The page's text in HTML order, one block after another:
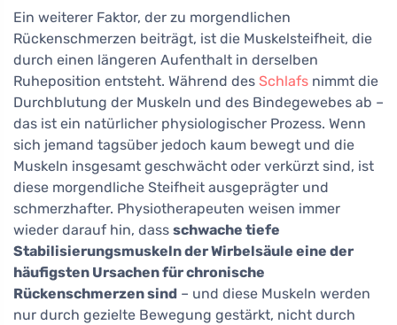
Ein weiterer Faktor, der zu morgendlichen
Rückenschmerzen beiträgt, ist die Muskelsteifheit, die
durch einen längeren Aufenthalt in derselben
Ruheposition entsteht. Während des Schlafs nimmt die
Durchblutung der Muskeln und des Bindegewebes ab –
das ist ein natürlicher physiologischer Prozess. Wenn
sich jemand tagsüber jedoch kaum bewegt und die
Muskeln insgesamt geschwächt oder verkürzt sind, ist
diese morgendliche Steifheit ausgeprägter und
schmerzhafter. Physiotherapeuten weisen immer
wieder darauf hin, dass schwache tiefe
Stabilisierungsmuskeln der Wirbelsäule eine der
häufigsten Ursachen für chronische
Rückenschmerzen sind – und diese Muskeln werden
nur durch gezielte Bewegung gestärkt, nicht durch